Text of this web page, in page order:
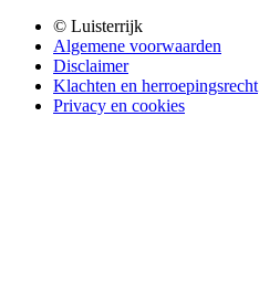
© Luisterrijk
Algemene voorwaarden
Disclaimer
Klachten en herroepingsrecht
Privacy en cookies